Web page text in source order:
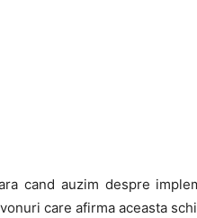
cand auzim despre
care afirma aceasta